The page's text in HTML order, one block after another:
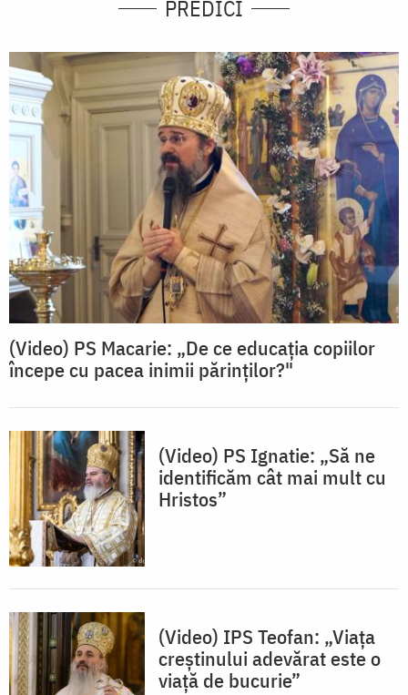
PREDICI
(Video) PS Macarie: „De ce educația copiilor
începe cu pacea inimii părinților?"
(Video) PS Ignatie: „Să ne
identificăm cât mai mult cu
Hristos”
(Video) IPS Teofan: „Viața
creștinului adevărat este o
viață de bucurie”